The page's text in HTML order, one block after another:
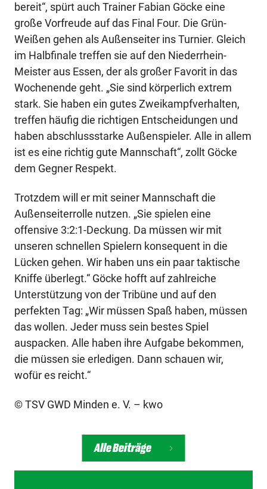
bereit“, spürt auch Trainer Fabian Göcke eine
große Vorfreude auf das Final Four. Die Grün-
Weißen gehen als Außenseiter ins Turnier. Gleich
im Halbfinale treffen sie auf den Niederrhein-
Meister aus Essen, der als großer Favorit in das
Wochenende geht. „Sie sind körperlich extrem
stark. Sie haben ein gutes Zweikampfverhalten,
treffen häufig die richtigen Entscheidungen und
haben abschlussstarke Außenspieler. Alle in allem
ist es eine richtig gute Mannschaft“, zollt Göcke
dem Gegner Respekt.
Trotzdem will er mit seiner Mannschaft die
Außenseiterrolle nutzen. „Sie spielen eine
offensive 3:2:1-Deckung. Da müssen wir mit
unseren schnellen Spielern konsequent in die
Lücken gehen. Wir haben uns ein paar taktische
Kniffe überlegt.“ Göcke hofft auf zahlreiche
Unterstützung von der Tribüne und auf den
perfekten Tag: „Wir müssen Spaß haben, müssen
das wollen. Jeder muss sein bestes Spiel
auspacken. Alle haben ihre Aufgabe bekommen,
die müssen sie erledigen. Dann schauen wir,
wofür es reicht.“
© TSV GWD Minden e. V. – kwo
Alle Beiträge